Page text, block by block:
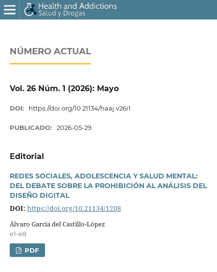
NÚMERO ACTUAL
Vol. 26 Núm. 1 (2026): Mayo
DOI: https://doi.org/10.21134/haaj.v26i1
PUBLICADO: 2026-05-29
Editorial
REDES SOCIALES, ADOLESCENCIA Y SALUD MENTAL:
DEL DEBATE SOBRE LA PROHIBICIÓN AL ANÁLISIS DEL
DISEÑO DIGITAL
DOI: https://doi.org/10.21134/1208
Álvaro Garcí­a del Castillo-López
e1-e8
PDF